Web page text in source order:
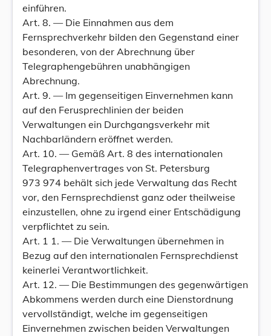
einführen.
Art. 8. — Die Einnahmen aus dem
Fernsprechverkehr bilden den Gegenstand einer
besonderen, von der Abrechnung über
Telegraphengebühren unabhängigen
Abrechnung.
Art. 9. — Im gegenseitigen Einvernehmen kann
auf den Ferusprechlinien der beiden
Verwaltungen ein Durchgangsverkehr mit
Nachbarländern eröffnet werden.
Art. 10. — Gemäß Art. 8 des internationalen
Telegraphenvertrages von St. Petersburg
973 974 behält sich jede Verwaltung das Recht
vor, den Fernsprechdienst ganz oder theilweise
einzustellen, ohne zu irgend einer Entschädigung
verpflichtet zu sein.
Art. 1 1. — Die Verwaltungen übernehmen in
Bezug auf den internationalen Fernsprechdienst
keinerlei Verantwortlichkeit.
Art. 12. — Die Bestimmungen des gegenwärtigen
Abkommens werden durch eine Dienstordnung
vervollständigt, welche im gegenseitigen
Einvernehmen zwischen beiden Verwaltungen